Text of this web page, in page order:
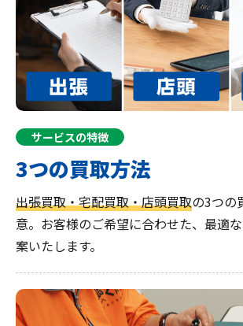
サービスの特徴
3つの買取方法
出張買取・宅配買取・店頭買取の3つの
意。お客様のご希望に合わせた、最適
案いたします。